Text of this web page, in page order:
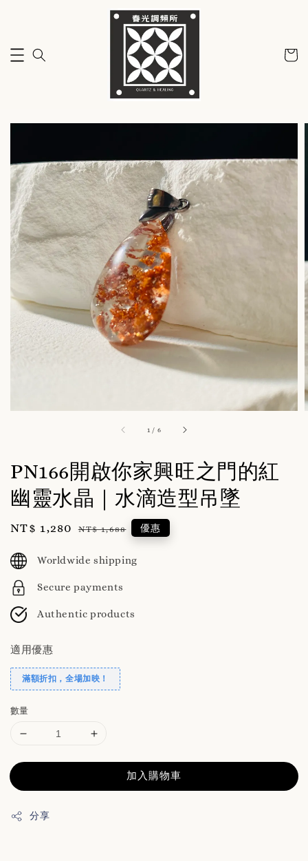
1 / 6
PN166開啟你家興旺之門的紅
幽靈水晶｜水滴造型吊墜
Sale
NT$ 1,280 Regular
NT$ 1,688 優惠
Worldwide shipping
Secure payments
Authentic products
適用優惠
滿額折扣，全場加映！
數量
加入購物車
分享